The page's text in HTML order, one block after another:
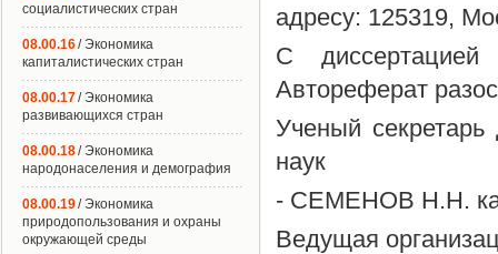
адресу: 125319,
С
Автореферат
Ученый секретарь
наук
- СЕМЕНОВ Н.Н.
Ведущая
социалистических стран
08.00.16/ Экономика
капиталистических стран
08.00.17/ Экономика
развивающихся стран
08.00.18/ Экономика
народонаселения и демография
08.00.19/ Экономика
природопользования и охраны
окружающей среды